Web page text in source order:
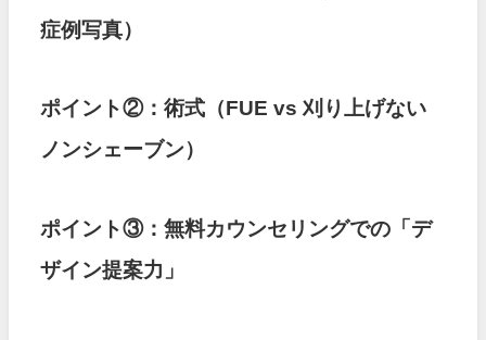
症例写真）
ポイント②：術式（FUE vs 刈り上げない
ノンシェーブン）
ポイント③：無料カウンセリングでの「デ
ザイン提案力」